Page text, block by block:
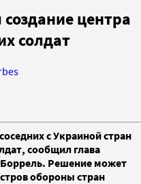
центра
солдат
с Украиной стран
сообщил глава
Решение может
обороны стран